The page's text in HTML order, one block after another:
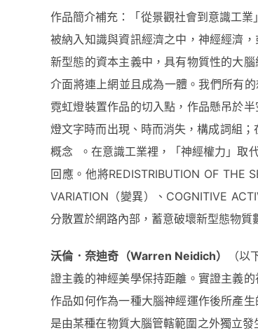
作品簡介補充：「從景觀社會到意識工
被納入知識與資訊經濟之中，神經經濟
新型態的資本主義中，具有物質性的大
介面將連上網並且成為一體。我們所有
霓虹燈裝置作品的切入點，作品懸吊於
燈文字時而出現、時而消失，構成詞組
概念 。在意識工業裡，「神經權力」取
回應。他將REDISTRIBUTION OF THE
VARIATION（變異）、COGNITIVE
分散置於網路內部，蓄意破壞新型態物質
沃倫．奈迪奇（Warren Neidich） （以
證主義的神經美學保持距離。實證主義
作品如何作為一種大腦神經運作後所產
是由某種在物質大腦管轄範圍之外獨立